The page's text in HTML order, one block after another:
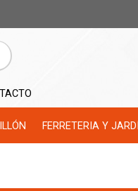
FERRETERIA Y